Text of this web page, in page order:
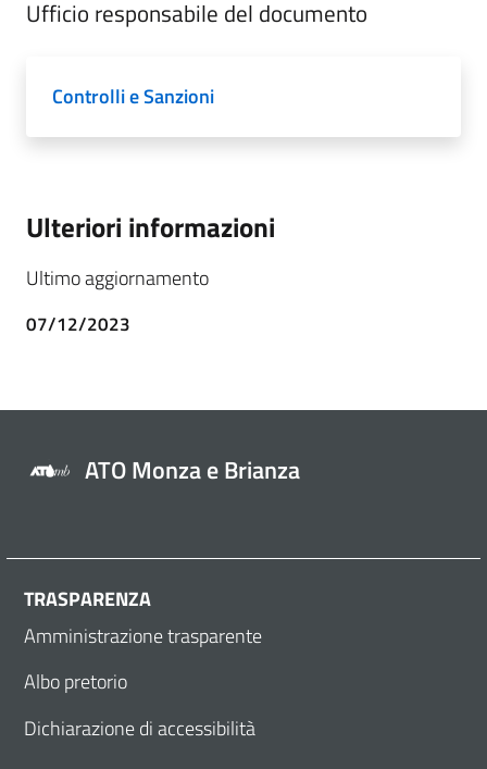
Ufficio responsabile del documento
Controlli e Sanzioni
Ulteriori informazioni
Ultimo aggiornamento
07/12/2023
ATO Monza e Brianza
TRASPARENZA
Amministrazione trasparente
Albo pretorio
Dichiarazione di accessibilità